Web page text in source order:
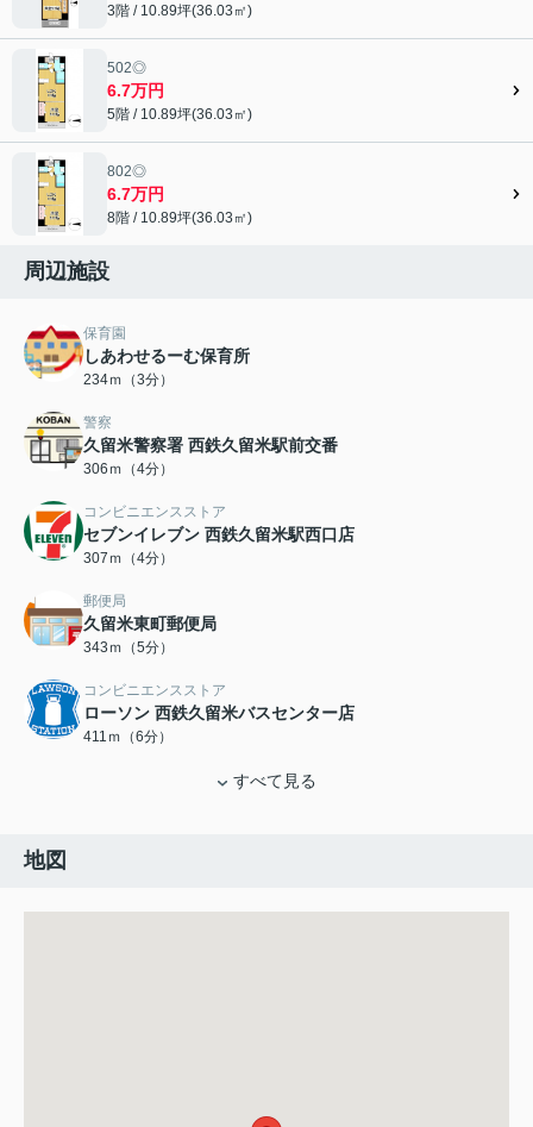
3階 / 10.89坪(36.03㎡)
502◎
6.7万円
5階 / 10.89坪(36.03㎡)
802◎
6.7万円
8階 / 10.89坪(36.03㎡)
周辺施設
保育園
しあわせるーむ保育所
234ｍ（3分）
警察
久留米警察署 西鉄久留米駅前交番
306ｍ（4分）
コンビニエンスストア
セブンイレブン 西鉄久留米駅西口店
307ｍ（4分）
郵便局
久留米東町郵便局
343ｍ（5分）
コンビニエンスストア
ローソン 西鉄久留米バスセンター店
411ｍ（6分）
すべて見る
地図